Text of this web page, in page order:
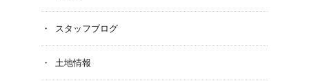
スタッフブログ
土地情報